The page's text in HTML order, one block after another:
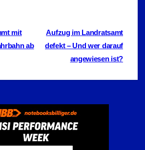
Aufzug im Landratsamt
defekt – Und wer darauf
angewiesen ist?
mit
ab